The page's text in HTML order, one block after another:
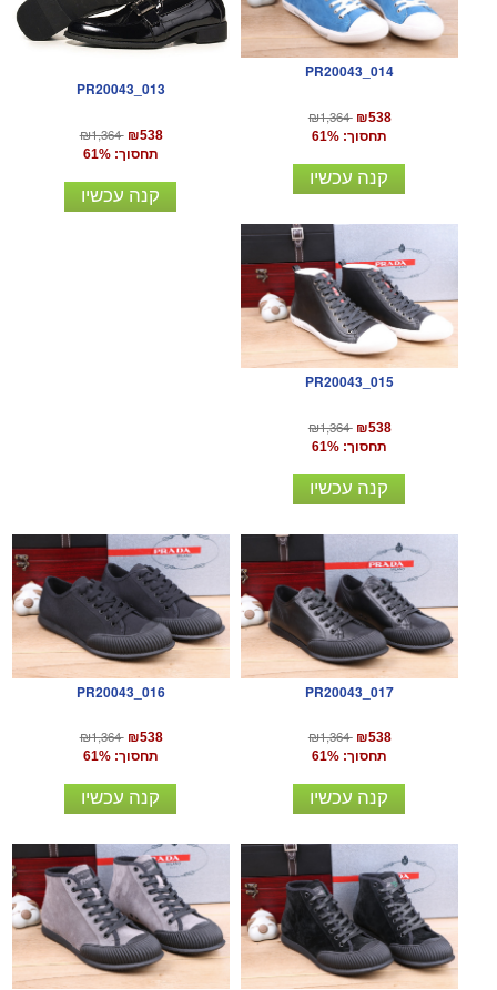
PR20043_013
₪1,364 ₪538
תחסוך: 61%
קנה עכשיו
PR20043_014
₪1,364 ₪538
תחסוך: 61%
קנה עכשיו
PR20043_015
₪1,364 ₪538
תחסוך: 61%
קנה עכשיו
PR20043_016
₪1,364 ₪538
תחסוך: 61%
קנה עכשיו
PR20043_017
₪1,364 ₪538
תחסוך: 61%
קנה עכשיו